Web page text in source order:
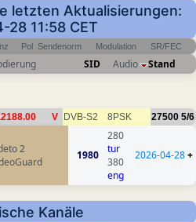
letzten Aktualisierungen:
28 11:58 CET
Pol Sendenorm Modulation SR/FEC
SID Audio Stand
V DVB-S2 8PSK 27500 5/6
2
1980
280
tur
380
eng
2026-04-28+
Kanäle